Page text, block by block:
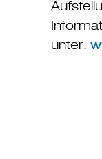
unter: